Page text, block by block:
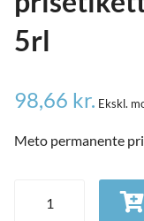
5rl
98,66 kr. Ekskl.
Meto permanente
Meto permanente